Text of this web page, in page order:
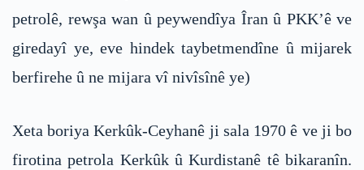
petrolê, rewşa wan û peywendîya Îran û PKK’ê ve
giredayî ye, eve hindek taybetmendîne û mijarek
berfirehe û ne mijara vî nivîsînê ye)
Xeta boriya Kerkûk-Ceyhanê ji sala 1970 ê ve ji bo
firotina petrola Kerkûk û Kurdistanê tê bikaranîn.